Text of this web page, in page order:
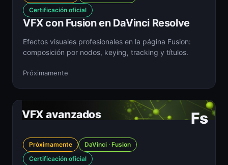
Certificación oficial
VFX con Fusion en DaVinci Resolve
Efectos visuales profesionales en la página Fusion:
composición por nodos, keying, tracking y títulos.
Próximamente
Fs
VFX avanzados
Próximamente
DaVinci · Fusion
Certificación oficial